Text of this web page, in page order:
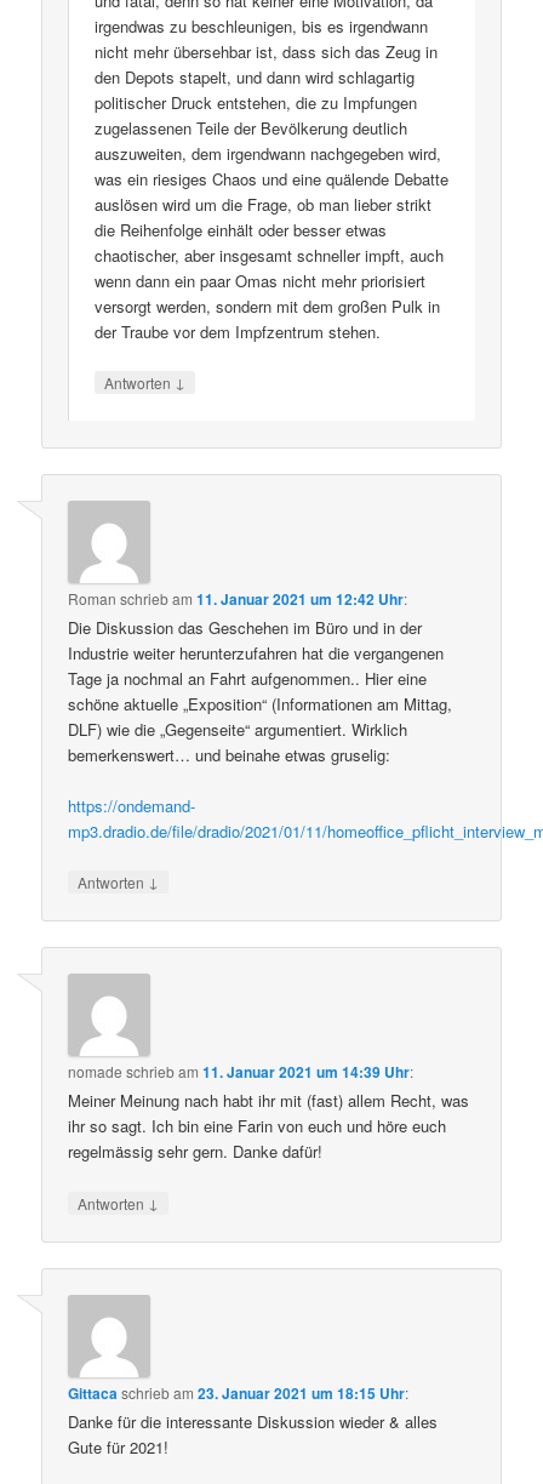
irgendwas zu beschleunigen, bis es irgendwann
nicht mehr übersehbar ist, dass sich das Zeug in
den Depots stapelt, und dann wird schlagartig
politischer Druck entstehen, die zu Impfungen
zugelassenen Teile der Bevölkerung deutlich
auszuweiten, dem irgendwann nachgegeben wird,
was ein riesiges Chaos und eine quälende Debatte
auslösen wird um die Frage, ob man lieber strikt
die Reihenfolge einhält oder besser etwas
chaotischer, aber insgesamt schneller impft, auch
wenn dann ein paar Omas nicht mehr priorisiert
versorgt werden, sondern mit dem großen Pulk in
der Traube vor dem Impfzentrum stehen.
Antworten ↓
Roman schriebam11. Januar 2021 um 12:42 Uhr:
Die Diskussion das Geschehen im Büro und in der
Industrie weiter herunterzufahren hat die vergangenen
Tage ja nochmal an Fahrt aufgenommen.. Hier eine
schöne aktuelle „Exposition“ (Informationen am Mittag,
DLF) wie die „Gegenseite“ argumentiert. Wirklich
bemerkenswert… und beinahe etwas gruselig:
https://ondemand-
mp3.dradio.de/file/dradio/2021/01/11/
Antworten ↓
nomade schriebam11. Januar 2021 um 14:39 Uhr:
Meiner Meinung nach habt ihr mit (fast) allem Recht, was
ihr so sagt. Ich bin eine Farin von euch und höre euch
regelmässig sehr gern. Danke dafür!
Antworten ↓
Gittacaschriebam23. Januar 2021 um 18:15 Uhr:
Danke für die interessante Diskussion wieder & alles
Gute für 2021!